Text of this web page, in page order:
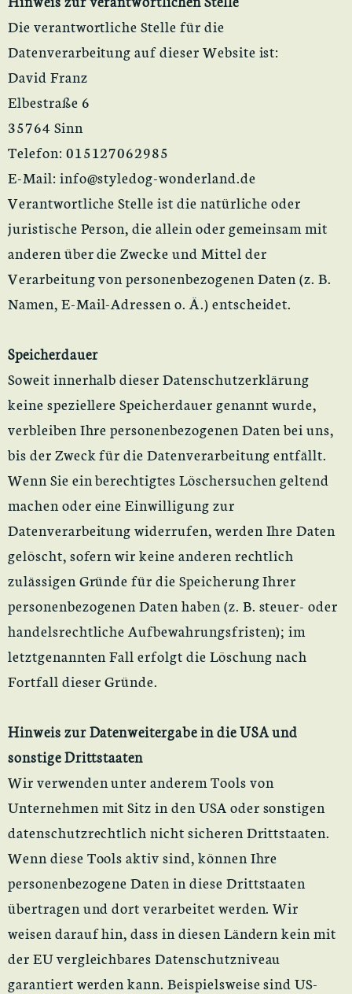
Die verantwortliche Stelle für die
Datenverarbeitung auf dieser Website ist:
David Franz
Elbestraße 6
35764 Sinn
Telefon: 015127062985
E-Mail: info@styledog-wonderland.de
Verantwortliche Stelle ist die natürliche oder
juristische Person, die allein oder gemeinsam mit
anderen über die Zwecke und Mittel der
Verarbeitung von personenbezogenen Daten (z. B.
Namen, E-Mail-Adressen o. Ä.) entscheidet.
Speicherdauer
Soweit innerhalb dieser Datenschutzerklärung
keine speziellere Speicherdauer genannt wurde,
verbleiben Ihre personenbezogenen Daten bei uns,
bis der Zweck für die Datenverarbeitung entfällt.
Wenn Sie ein berechtigtes Löschersuchen geltend
machen oder eine Einwilligung zur
Datenverarbeitung widerrufen, werden Ihre Daten
gelöscht, sofern wir keine anderen rechtlich
zulässigen Gründe für die Speicherung Ihrer
personenbezogenen Daten haben (z. B. steuer- oder
handelsrechtliche Aufbewahrungsfristen); im
letztgenannten Fall erfolgt die Löschung nach
Fortfall dieser Gründe.
Hinweis zur Datenweitergabe in die USA und
sonstige Drittstaaten
Wir verwenden unter anderem Tools von
Unternehmen mit Sitz in den USA oder sonstigen
datenschutzrechtlich nicht sicheren Drittstaaten.
Wenn diese Tools aktiv sind, können Ihre
personenbezogene Daten in diese Drittstaaten
übertragen und dort verarbeitet werden. Wir
weisen darauf hin, dass in diesen Ländern kein mit
der EU vergleichbares Datenschutzniveau
garantiert werden kann. Beispielsweise sind US-